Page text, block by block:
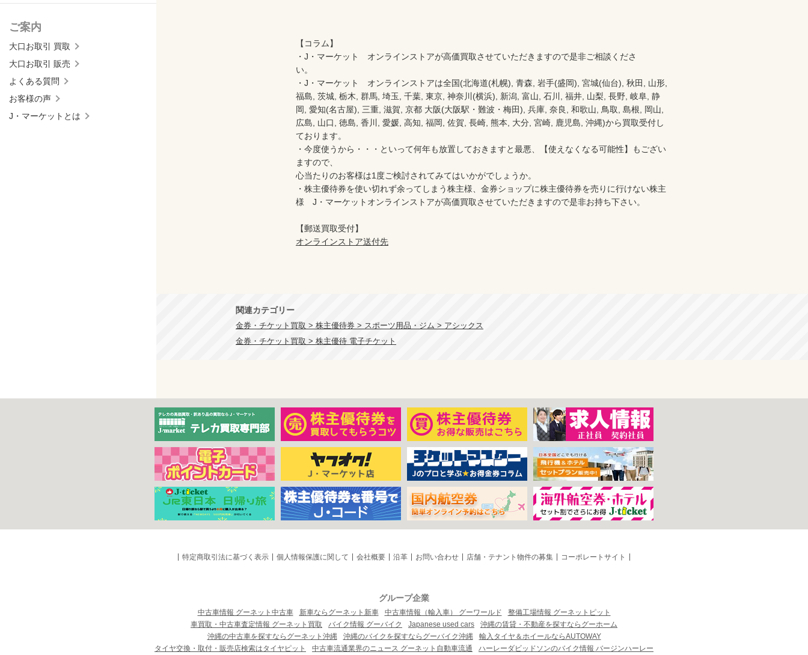
ご案内
大口お取引 買取
大口お取引 販売
よくある質問
お客様の声
J・マーケットとは
【コラム】
・J・マーケット　オンラインストアが高価買取させていただきますので是非ご相談くださ
い。
・J・マーケット　オンラインストアは全国(北海道(札幌), 青森, 岩手(盛岡), 宮城(仙台), 秋田, 山形,
福島, 茨城, 栃木, 群馬, 埼玉, 千葉, 東京, 神奈川(横浜), 新潟, 富山, 石川, 福井, 山梨, 長野, 岐阜, 静
岡, 愛知(名古屋), 三重, 滋賀, 京都 大阪(大阪駅・難波・梅田), 兵庫, 奈良, 和歌山, 鳥取, 島根, 岡山,
広島, 山口, 徳島, 香川, 愛媛, 高知, 福岡, 佐賀, 長崎, 熊本, 大分, 宮崎, 鹿児島, 沖縄)から買取受付し
ております。
・今度使うから・・・といって何年も放置しておきますと最悪、【使えなくなる可能性】もござい
ますので、
心当たりのお客様は1度ご検討されてみてはいかがでしょうか。
・株主優待券を使い切れず余ってしまう株主様、金券ショップに株主優待券を売りに行けない株主
様　J・マーケットオンラインストアが高価買取させていただきますので是非お持ち下さい。
オンラインストア送付先
関連カテゴリー
金券・チケット買取 > 株主優待券 > スポーツ用品・ジム > アシックス
金券・チケット買取 > 株主優待 電子チケット
特定商取引法に基づく表示 個人情報保護に関して 会社概要 沿革 お問い合わせ 店舗・テナント物件の募集 コーポレートサイト
グループ企業
中古車情報 グーネット中古車 新車ならグーネット新車 中古車情報（輸入車） グーワールド
整備工場情報 グーネットピット
車買取・中古車査定情報 グーネット買取
バイク情報 グーバイク Japanese used cars
沖縄の賃貸・不動産を探すならグーホーム
沖縄の中古車を探すならグーネット沖縄
沖縄のバイクを探すならグーバイク沖縄
輸入タイヤ＆ホイールならAUTOWAY
タイヤ交換・取付・販売店検索はタイヤピット
中古車流通業界のニュース グーネット自動車流通 ハーレーダビッドソンのバイク情報 バージンハーレー